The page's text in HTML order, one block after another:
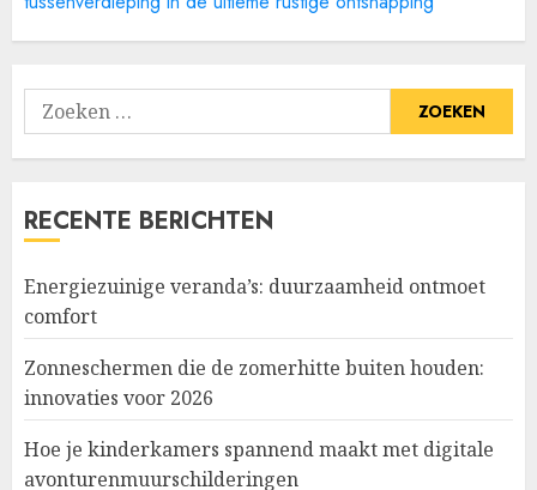
Zoeken
naar:
RECENTE BERICHTEN
Energiezuinige veranda’s: duurzaamheid ontmoet
comfort
Zonneschermen die de zomerhitte buiten houden:
innovaties voor 2026
Hoe je kinderkamers spannend maakt met digitale
avonturenmuurschilderingen